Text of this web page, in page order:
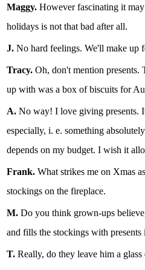
Maggy. However fascinating it
holidays is not that bad after all.
J. No hard feelings. We'll make up
Tracy. Oh, don't mention
up with was a box of biscuits for
A. No way! I love giving presents.
especially, i. e. something
depends on my budget. I wish it
Frank. What strikes me on Xmas
stockings on the fireplace.
M. Do you think grown-ups
and fills the stockings with
T. Really, do they leave him a